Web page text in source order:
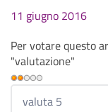
11 giugno 2016
Per votare questo
"valutazione"
Valutazione